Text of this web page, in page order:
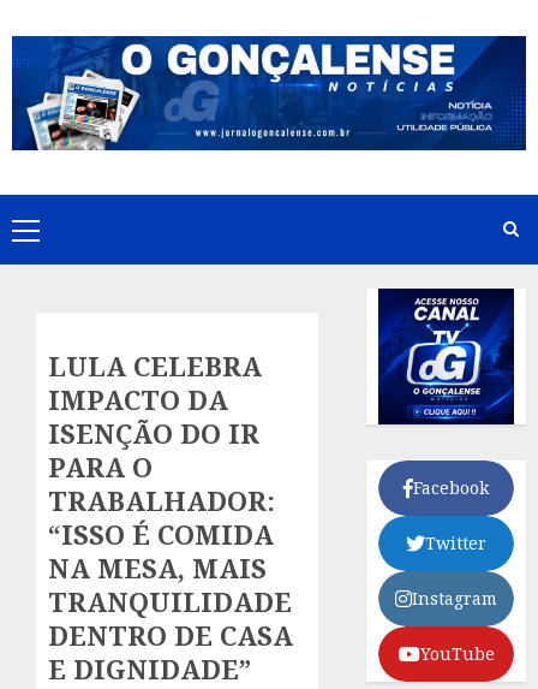
to
content
Primary
Menu
LULA CELEBRA
IMPACTO DA
ISENÇÃO DO IR
PARA O
TRABALHADOR:
“ISSO É COMIDA
NA MESA, MAIS
TRANQUILIDADE
DENTRO DE CASA
E DIGNIDADE”
Facebook
Twitter
Instagram
YouTube